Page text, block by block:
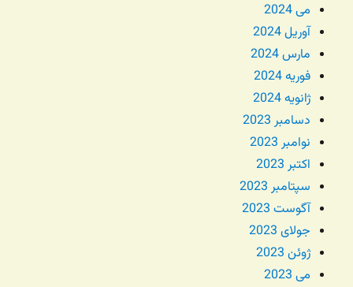
می 2024
آوریل 2024
مارس 2024
فوریه 2024
ژانویه 2024
دسامبر 2023
نوامبر 2023
اکتبر 2023
سپتامبر 2023
آگوست 2023
جولای 2023
ژوئن 2023
می 2023